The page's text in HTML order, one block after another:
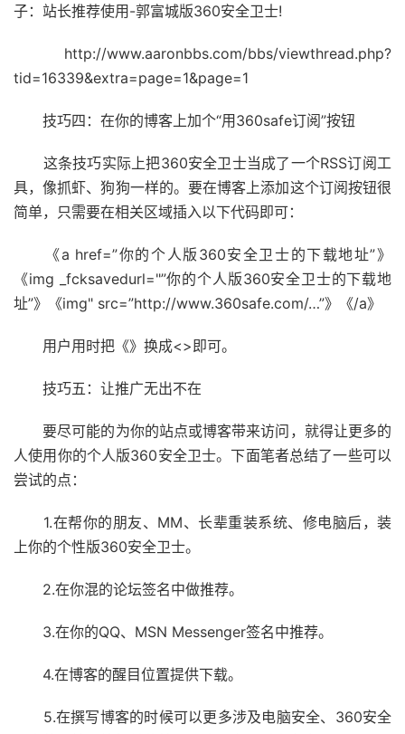
子：站长推荐使用-郭富城版360安全卫士!
http://www.aaronbbs.com/bbs/viewthread.php?
tid=16339&extra=page=1&page=1
技巧四：在你的博客上加个“用360safe订阅”按钮
这条技巧实际上把360安全卫士当成了一个RSS订阅工
具，像抓虾、狗狗一样的。要在博客上添加这个订阅按钮很
简单，只需要在相关区域插入以下代码即可：
《a href=”你的个人版360安全卫士的下载地址”》
《img _fcksavedurl="”你的个人版360安全卫士的下载地
址”》《img" src=”http://www.360safe.com/…”》《/a》
用户用时把《》换成<>即可。
技巧五：让推广无出不在
要尽可能的为你的站点或博客带来访问，就得让更多的
人使用你的个人版360安全卫士。下面笔者总结了一些可以
尝试的点：
1.在帮你的朋友、MM、长辈重装系统、修电脑后，装
上你的个性版360安全卫士。
2.在你混的论坛签名中做推荐。
3.在你的QQ、MSN Messenger签名中推荐。
4.在博客的醒目位置提供下载。
5.在撰写博客的时候可以更多涉及电脑安全、360安全